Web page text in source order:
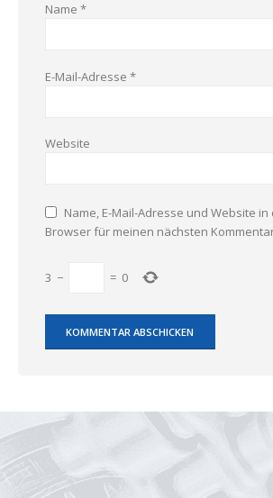
Name *
E-Mail-Adresse *
Website
Name, E-Mail-Adresse und Website in
Browser für meinen nächsten
3 − = 0